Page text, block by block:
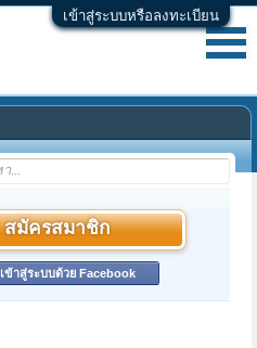
เข้าสู่ระบบหรือลงทะเบียน
สมัครสมาชิก
เข้าสู่ระบบด้วย Facebook